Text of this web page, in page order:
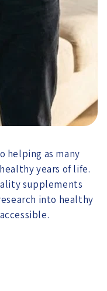
helping as many
years of life.
supplements
into healthy